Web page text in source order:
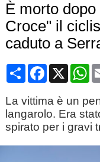
È morto
Croce" il
caduto a
CondividiFacebook
X
La vittima è un
langarolo. Era
spirato per i gravi